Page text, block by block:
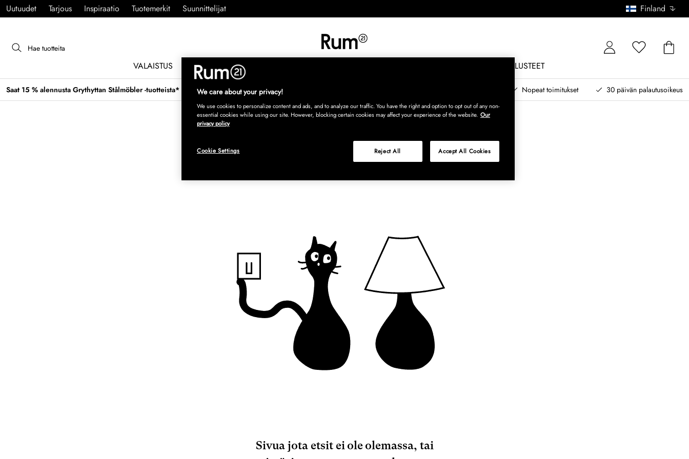
Uutuudet Tarjous Inspiraatio Tuotemerkit Suunnittelijat Finland
VALAISTUS HUONEKALUT ULKOKALUSTEET
Saat 15 % alennusta Grythyttan Stålmöbler -tuotteista* → Nopeat toimitukset 30 päivän palautusoikeus
Sivua jota etsit ei ole olemassa, tai
We care about your privacy!
We use cookies to personalize content and ads, and to analyze our traffic. You have the right and option to opt out of any non-
essential cookies while using our site. However, blocking certain cookies may affect your experience of the website. Our
privacy policy
Reject All Accept All Cookies
Cookie Settings